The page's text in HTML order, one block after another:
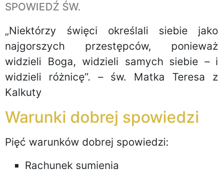
SPOWIEDŹ ŚW.
„Niektórzy święci określali siebie jako
najgorszych przestępców, ponieważ
widzieli Boga, widzieli samych siebie – i
widzieli różnicę”. – św. Matka Teresa z
Kalkuty
Warunki dobrej spowiedzi
Pięć warunków dobrej spowiedzi:
Rachunek sumienia